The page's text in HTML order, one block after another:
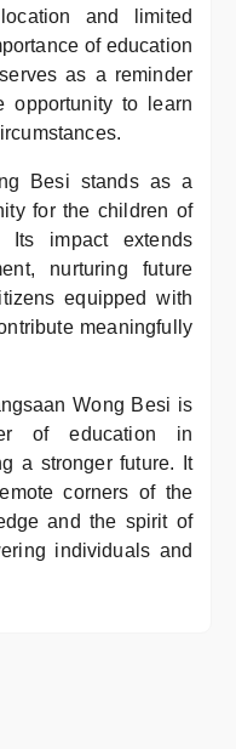
and limited
of education
as a reminder
opportunity to learn
Besi stands as a
for the children of
Its impact extends
nurturing future
equipped with
meaningfully
Wong Besi is
of education in
a stronger future. It
corners of the
and the spirit of
individuals and